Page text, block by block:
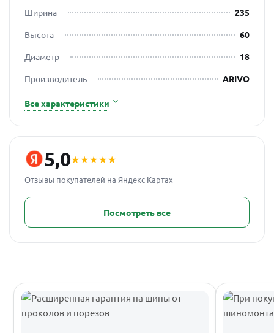
Ширина
235
Высота
60
Диаметр
18
Производитель
ARIVO
Все характеристики
5,0★★★★★
Отзывы покупателей на Яндекс Картах
Посмотреть все